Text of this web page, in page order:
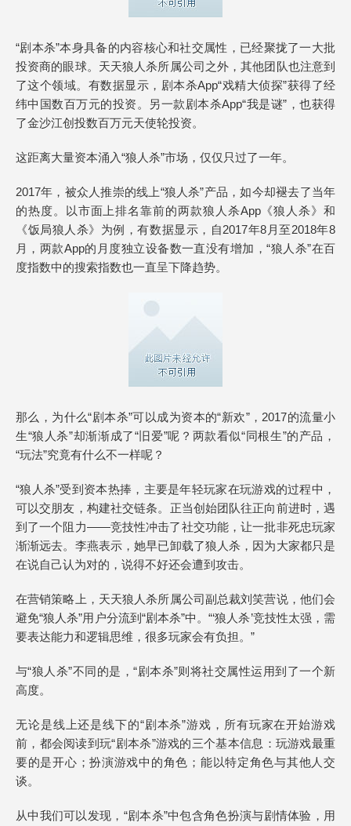
“剧本杀”本身具备的内容核心和社交属性，已经聚拢了一大批
投资商的眼球。天天狼人杀所属公司之外，其他团队也注意到
了这个领域。有数据显示，剧本杀App“戏精大侦探”获得了经
纬中国数百万元的投资。另一款剧本杀App“我是谜”，也获得
了金沙江创投数百万元天使轮投资。
这距离大量资本涌入“狼人杀”市场，仅仅只过了一年。
2017年，被众人推崇的线上“狼人杀”产品，如今却褪去了当年
的热度。以市面上排名靠前的两款狼人杀App《狼人杀》和
《饭局狼人杀》为例，有数据显示，自2017年8月至2018年8
月，两款App的月度独立设备数一直没有增加，“狼人杀”在百
度指数中的搜索指数也一直呈下降趋势。
那么，为什么“剧本杀”可以成为资本的“新欢”，2017的流量小
生“狼人杀”却渐渐成了“旧爱”呢？两款看似“同根生”的产品，
“玩法”究竟有什么不一样呢？
“狼人杀”受到资本热捧，主要是年轻玩家在玩游戏的过程中，
可以交朋友，构建社交链条。正当创始团队往正向前进时，遇
到了一个阻力——竞技性冲击了社交功能，让一批非死忠玩家
渐渐远去。李燕表示，她早已卸载了狼人杀，因为大家都只是
在说自己认为对的，说得不好还会遭到攻击。
在营销策略上，天天狼人杀所属公司副总裁刘笑营说，他们会
避免“狼人杀”用户分流到“剧本杀”中。“‘狼人杀’竞技性太强，需
要表达能力和逻辑思维，很多玩家会有负担。”
与“狼人杀”不同的是，“剧本杀”则将社交属性运用到了一个新
高度。
无论是线上还是线下的“剧本杀”游戏，所有玩家在开始游戏
前，都会阅读到玩“剧本杀”游戏的三个基本信息：玩游戏最重
要的是开心；扮演游戏中的角色；能以特定角色与其他人交
谈。
从中我们可以发现，“剧本杀”中包含角色扮演与剧情体验，用